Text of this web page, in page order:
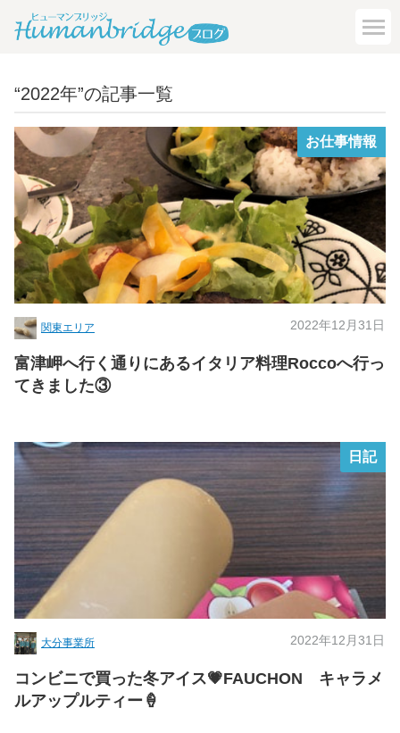
“2022年”の記事一覧
お仕事情報
関東エリア 2022年12月31日
富津岬へ行く通りにあるイタリア料理Roccoへ行っ
てきました③
日記
大分事業所 2022年12月31日
コンビニで買った冬アイス💗FAUCHON キャラメ
ルアップルティー🍦